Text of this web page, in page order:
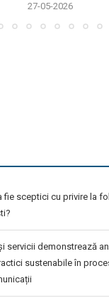
27-05-2026
fie sceptici cu privire la
servicii demonstrează
sustenabile în